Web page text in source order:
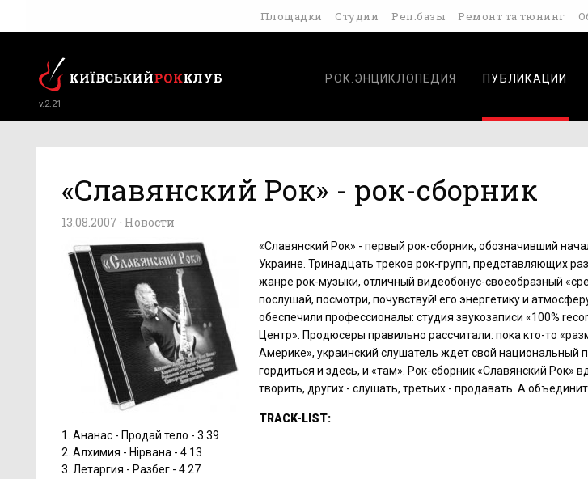
Площадки Студии Реп.базы Ремонт та тюнинг
v.2.21
РОК.ЭНЦИКЛОПЕДИЯ ПУБЛИКАЦИИ
«Славянский Рок» - рок-сборник
13.08.2007 · Новости
«Славянский Рок» - первый рок-сборник, обозначивший
Украине. Тринадцать треков рок-групп, представляющих
жанре рок-музыки, отличный видеобонус-своеобразный
послушай, посмотри, по­чувствуй! его энергетику и
обеспечили про­фессионалы: студия звукозаписи «100%
Центр». Продюсеры правильно рассчитали: пока кто-то
Америке», украинский слу­шатель ждет свой национальный
гордиться и здесь, и «там». Рок-сборник «Славянский Рок»
творить, других - слушать, третьих - прода­вать. А
TRACK-LIST:
1. Ананас - Продай тело - 3.39
2. Алхимия - Нірвана - 4.13
3. Летаргия - Разбег - 4.27